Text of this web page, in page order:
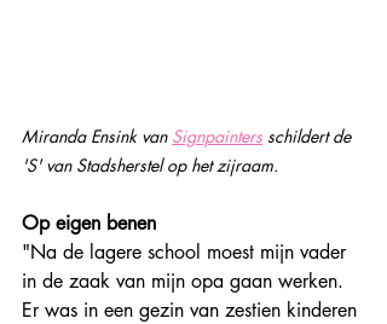
Miranda Ensink van Signpainters schildert de
'S' van Stadsherstel op het zijraam.
Op eigen benen
"Na de lagere school moest mijn vader
in de zaak van mijn opa gaan werken.
Er was in een gezin van zestien kinderen